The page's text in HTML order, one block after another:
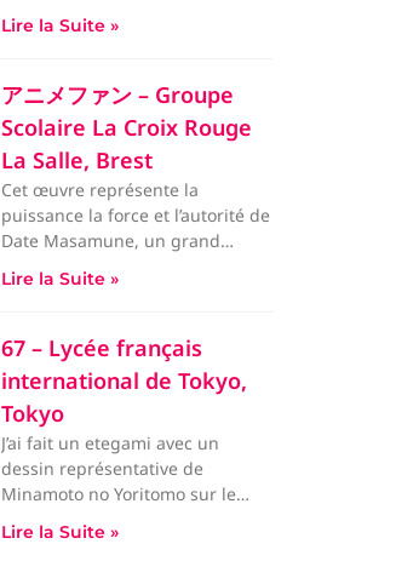
japonaise. T
Lire la Suite »
アニメファン – Groupe
Scolaire La Croix Rouge
La Salle, Brest
Cet œuvre représente la
puissance la force et l’autorité de
Date Masamune, un grand
samouraï surnommé “le dragon
b
Lire la Suite »
67 – Lycée français
international de Tokyo,
Tokyo
J’ai fait un etegami avec un
dessin représentative de
Minamoto no Yoritomo sur le
côté droit avec un texte de ma p
Lire la Suite »